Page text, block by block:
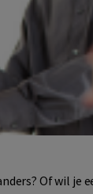
Of wil je